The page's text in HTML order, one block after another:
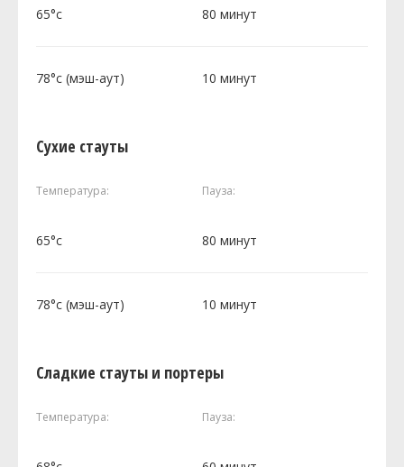
65°c 80 минут
78°c (мэш-аут) 10 минут
Сухие стауты
Температура: Пауза:
65°c 80 минут
78°c (мэш-аут) 10 минут
Сладкие стауты и портеры
Температура: Пауза: